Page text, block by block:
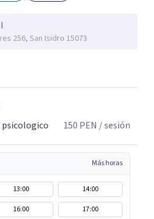
256, San Isidro 15073
150 PEN / sesión
Más horas
13:00
14:00
16:00 17:00